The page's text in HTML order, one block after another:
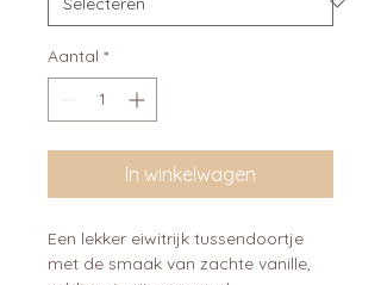
Aantal *
In winkelwagen
Een lekker eiwitrijk tussendoortje
met de smaak van zachte vanille,